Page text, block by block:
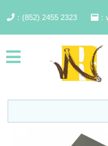
：(852) 2455 2323
資料薄/ D